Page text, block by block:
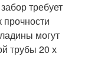
требует
могут
трубы 20 х